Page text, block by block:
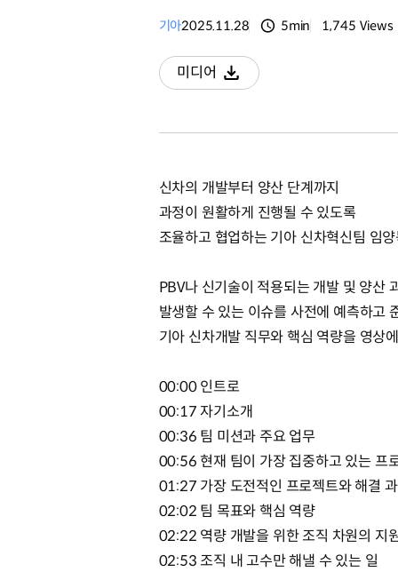
기아2025.11.28 5min 1,745 Views
미디어
다운로드
신차의 개발부터 양산 단계까지
과정이 원활하게 진행될 수 있도록
조율하고 협업하는 기아 신차혁신팀 임
PBV나 신기술이 적용되는 개발 및 양산
발생할 수 있는 이슈를 사전에 예측하고
기아 신차개발 직무와 핵심 역량을 영상
00:00 인트로
00:17 자기소개
00:36 팀 미션과 주요 업무
00:56 현재 팀이 가장 집중하고 있는 프
01:27 가장 도전적인 프로젝트와 해결
02:02 팀 목표와 핵심 역량
02:22 역량 개발을 위한 조직 차원의 지
02:53 조직 내 고수만 해낼 수 있는 일